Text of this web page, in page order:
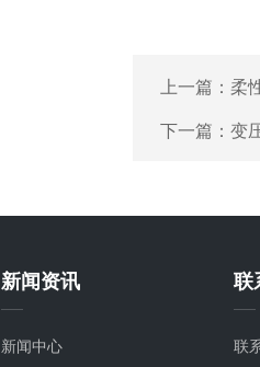
上一篇： 柔
下一篇： 变
新闻资讯
新闻中心
联
联